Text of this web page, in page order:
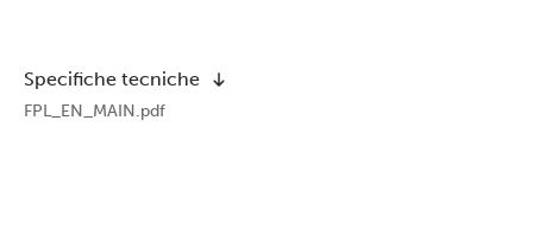
Specifiche tecniche
FPL_EN_MAIN.pdf